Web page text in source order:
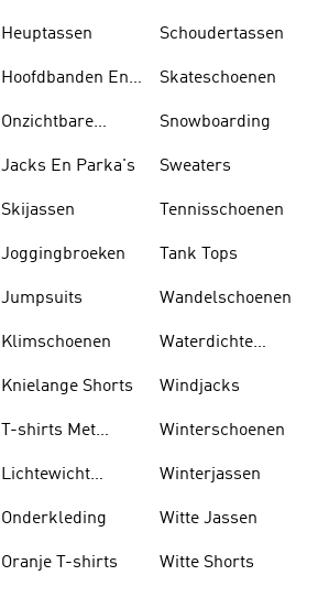
Heuptassen
Hoofdbanden En
Onzichtbare
Jacks En Parka's
Skijassen
Joggingbroeken
Jumpsuits
Klimschoenen
Knielange Shorts
T-shirts Met
Lichtewicht
Onderkleding
Oranje T-shirts
Schoudertassen
Skateschoenen
Snowboarding
Sweaters
Tennisschoenen
Tank Tops
Wandelschoenen
Waterdichte
Windjacks
Winterschoenen
Winterjassen
Witte Jassen
Witte Shorts